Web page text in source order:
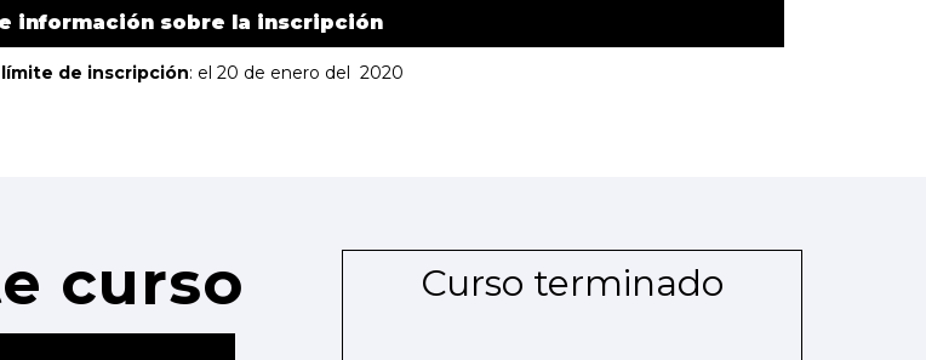
información sobre la inscripción
límite de inscripción: el 20 de enero del 2020
curso Curso terminado